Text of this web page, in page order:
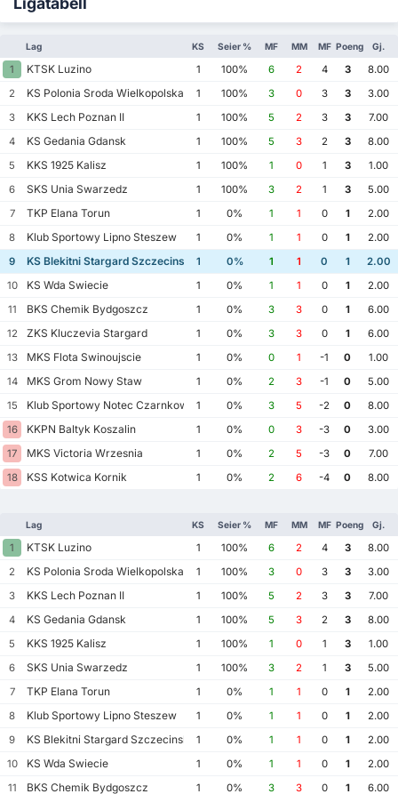
Lag KS Seier % MF MM MF Poeng Gj.
1 KTSK Luzino 1 100% 6 2 4 3
8.00
2
KS Polonia Sroda Wielkopolska 1 100% 3 0 3 3
3.00
3
KKS Lech Poznan II 1 100% 5 2 3 3
7.00
4
KS Gedania Gdansk 1 100% 5 3 2 3
8.00
5
KKS 1925 Kalisz 1 100% 1 0 1 3
1.00
6
SKS Unia Swarzedz 1 100% 3 2 1 3
5.00
7
TKP Elana Torun 1 0% 1 1 0 1
2.00
8
Klub Sportowy Lipno Steszew 1 0% 1 1 0 1
2.00
9
KS Blekitni Stargard Szczecinski 1 0% 1 1 0 1
2.00
10
KS Wda Swiecie 1 0% 1 1 0 1
2.00
11
BKS Chemik Bydgoszcz 1 0% 3 3 0 1
6.00
12
ZKS Kluczevia Stargard 1 0% 3 3 0 1
6.00
13
MKS Flota Swinoujscie 1 0% 0 1 -1 0
1.00
14
MKS Grom Nowy Staw 1 0% 2 3 -1 0
5.00
15
Klub Sportowy Notec Czarnkow 1 0% 3 5 -2 0
8.00
16
KKPN Baltyk Koszalin 1 0% 0 3 -3 0
3.00
17
MKS Victoria Wrzesnia 1 0% 2 5 -3 0
7.00
18
KSS Kotwica Kornik 1 0% 2 6 -4 0 8.00
Lag KS Seier % MF MM MF Poeng Gj.
1 KTSK Luzino 1 100% 6 2 4 3
8.00
2
KS Polonia Sroda Wielkopolska 1 100% 3 0 3 3
3.00
3
KKS Lech Poznan II 1 100% 5 2 3 3
7.00
4
KS Gedania Gdansk 1 100% 5 3 2 3
8.00
5
KKS 1925 Kalisz 1 100% 1 0 1 3
1.00
6
SKS Unia Swarzedz 1 100% 3 2 1 3
5.00
7
TKP Elana Torun 1 0% 1 1 0 1
2.00
8
Klub Sportowy Lipno Steszew 1 0% 1 1 0 1
2.00
9
KS Blekitni Stargard Szczecinski 1 0% 1 1 0 1
2.00
10
KS Wda Swiecie 1 0% 1 1 0 1
2.00
11
BKS Chemik Bydgoszcz 1 0% 3 3 0 1
6.00